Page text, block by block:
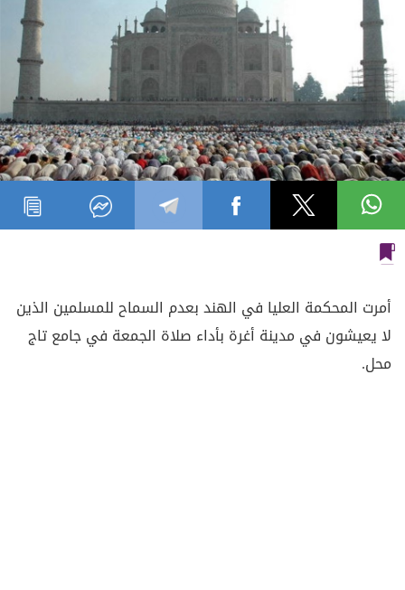
أمرت المحكمة العليا في الهند بعدم السماح للمسلمين الذين
لا يعيشون في مدينة أغرة بأداء صلاة الجمعة في جامع تاج
محل.